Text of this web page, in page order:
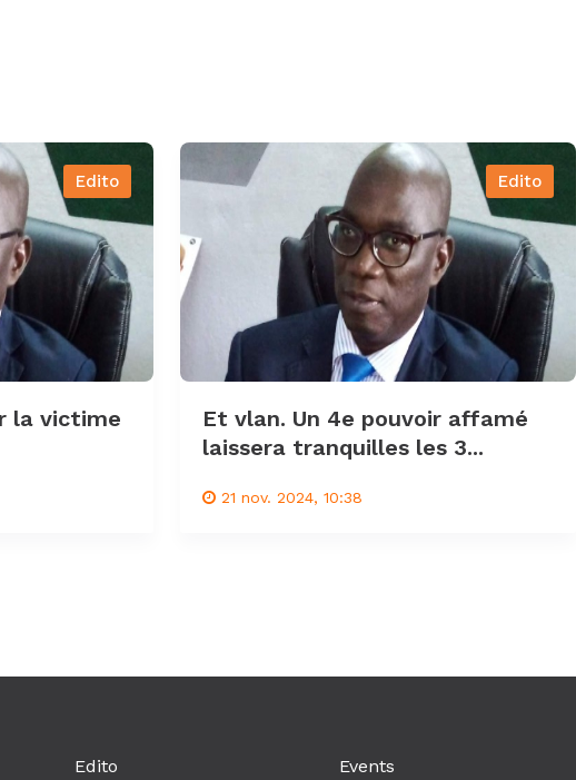
Edito
la victime
Edito
Et vlan. Un 4e pouvoir affamé
laissera tranquilles les 3...
21 nov. 2024, 10:38
Edito Events